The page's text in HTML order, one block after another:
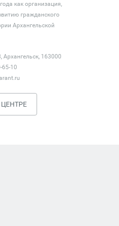
как организация,
гражданского
Архангельской
Архангельск, 163000
65-10